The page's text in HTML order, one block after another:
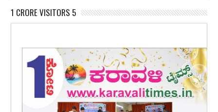
1 CRORE VISITORS 5